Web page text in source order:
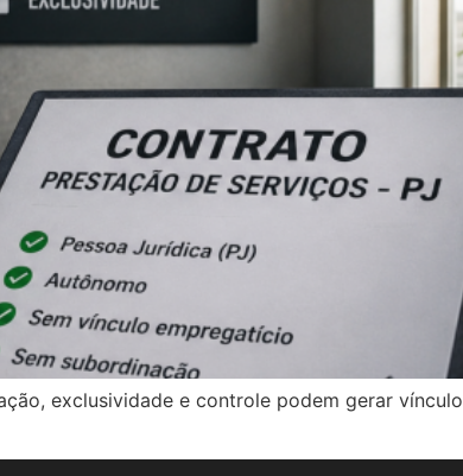
exclusividade e controle podem gerar vínculo